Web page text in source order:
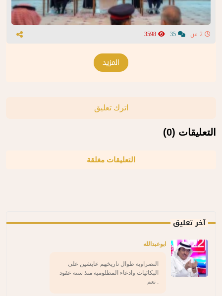
المزيد
اترك تعليق
التعليقات (0)
التعليقات مغلقة
آخر تعليق
ابوعبدالله
النصراوية طوال تاريخهم عايشين على
البكائيات وادعاء المظلومية منذ ستة عقود
. نعم